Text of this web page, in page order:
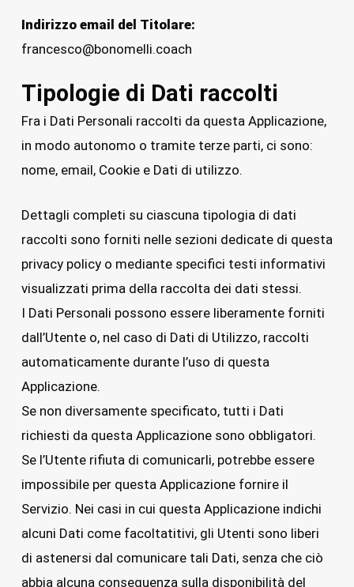
Indirizzo email del Titolare:
francesco@bonomelli.coach
Tipologie di Dati raccolti
Fra i Dati Personali raccolti da questa Applicazione,
in modo autonomo o tramite terze parti, ci sono:
nome, email, Cookie e Dati di utilizzo.
Dettagli completi su ciascuna tipologia di dati
raccolti sono forniti nelle sezioni dedicate di questa
privacy policy o mediante specifici testi informativi
visualizzati prima della raccolta dei dati stessi.
I Dati Personali possono essere liberamente forniti
dall’Utente o, nel caso di Dati di Utilizzo, raccolti
automaticamente durante l’uso di questa
Applicazione.
Se non diversamente specificato, tutti i Dati
richiesti da questa Applicazione sono obbligatori.
Se l’Utente rifiuta di comunicarli, potrebbe essere
impossibile per questa Applicazione fornire il
Servizio. Nei casi in cui questa Applicazione indichi
alcuni Dati come facoltatitivi, gli Utenti sono liberi
di astenersi dal comunicare tali Dati, senza che ciò
abbia alcuna conseguenza sulla disponibilità del